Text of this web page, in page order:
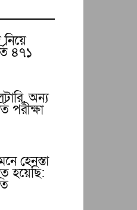
৪৭১
অন্য
পরীক্ষা
হেনস্তা
হয়েছি: